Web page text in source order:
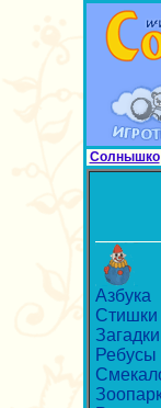
Солнышко
Азбука
Стишки
Загадки
Ребусы